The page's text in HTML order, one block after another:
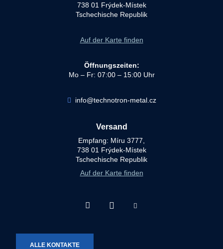
738 01 Frýdek-Místek
Tschechische Republik
Auf der Karte finden
Öffnungszeiten:
Mo – Fr: 07:00 – 15:00 Uhr
info@technotron-metal.cz
Versand
Empfang: Míru 3777,
738 01 Frýdek-Místek
Tschechische Republik
Auf der Karte finden
ALLE KONTAKTE